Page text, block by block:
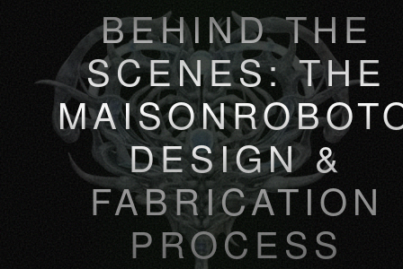
BEHIND THE
SCENES: THE
DESIGN &
FABRICATION
PROCESS